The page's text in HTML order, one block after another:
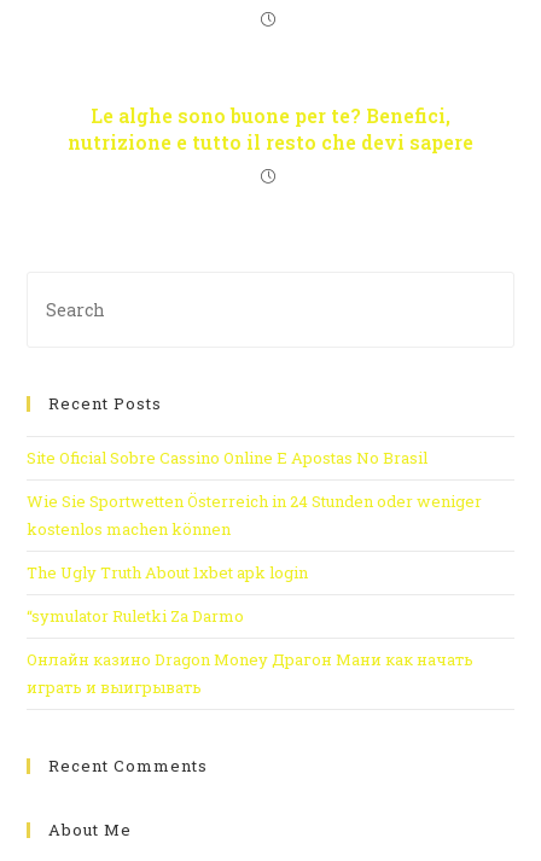
Le alghe sono buone per te? Benefici,
nutrizione e tutto il resto che devi sapere
Recent Posts
Site Oficial Sobre Cassino Online E Apostas No Brasil
Wie Sie Sportwetten Österreich in 24 Stunden oder weniger
kostenlos machen können
The Ugly Truth About 1xbet apk login
“symulator Ruletki Za Darmo
Онлайн казино Dragon Money Драгон Мани как начать
играть и выигрывать
Recent Comments
About Me